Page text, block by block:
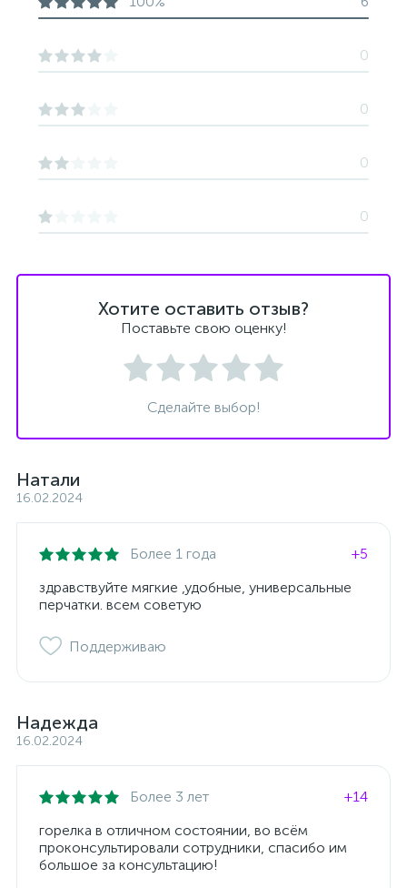
Хотите оставить отзыв?
Поставьте свою оценку!
Сделайте выбор!
Натали
16.02.2024
Более 1 года
+5
здравствуйте мягкие ,удобные, универсальные
перчатки. всем советую
Поддерживаю
Надежда
16.02.2024
Более 3 лет
+14
горелка в отличном состоянии, во всём
проконсультировали сотрудники, спасибо им
большое за консультацию!
0
0
0
0